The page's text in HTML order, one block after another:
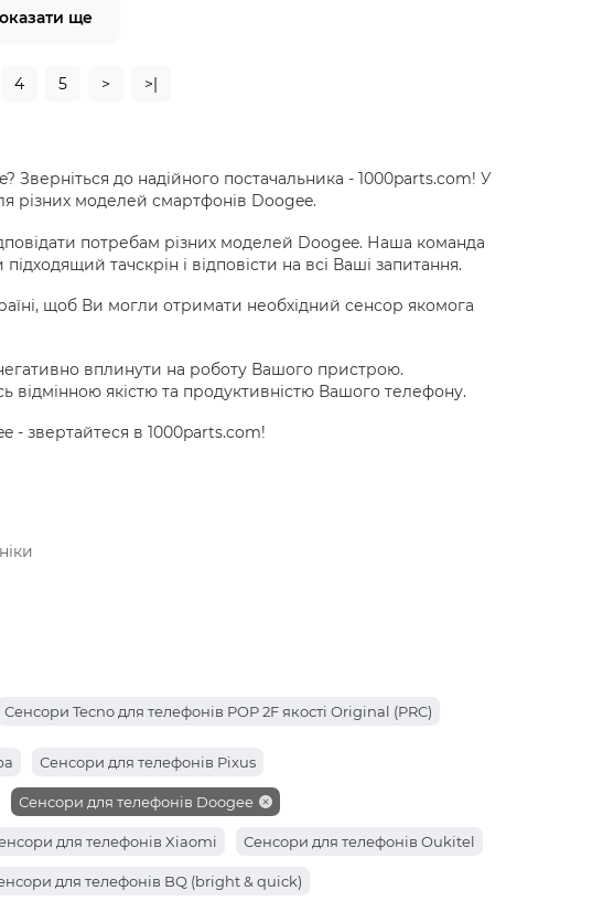
ще
4 5 > >|
до надійного постачальника - 1000parts.com! У
різних моделей смартфонів Doogee.
потребам різних моделей Doogee. Наша команда
тачскрін і відповісти на всі Ваші запитання.
щоб Ви могли отримати необхідний сенсор якомога
вплинути на роботу Вашого пристрою.
якістю та продуктивністю Вашого телефону.
- звертайтеся в 1000parts.com!
Сенсори Tecno для телефонів POP 2F якості Original (PRC)
Сенсори для телефонів Pixus
Сенсори для телефонів Doogee
для телефонів Xiaomi Сенсори для телефонів Oukitel
для телефонів BQ (bright & quick)